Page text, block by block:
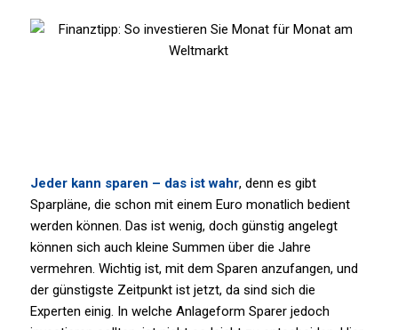
Jeder kann sparen – das ist wahr, denn es gibt
Sparpläne, die schon mit einem Euro monatlich bedient
werden können. Das ist wenig, doch günstig angelegt
können sich auch kleine Summen über die Jahre
vermehren. Wichtig ist, mit dem Sparen anzufangen, und
der günstigste Zeitpunkt ist jetzt, da sind sich die
Experten einig. In welche Anlageform Sparer jedoch